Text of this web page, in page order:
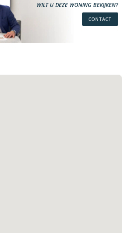
WILT U DEZE WONING BEKIJKEN?
CONTACT